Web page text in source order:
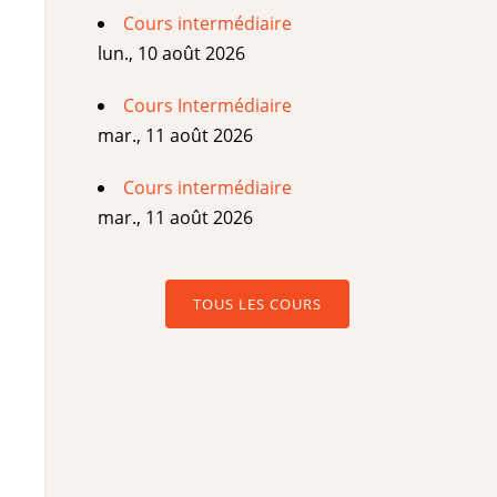
Cours intermédiaire
lun., 10 août 2026
Cours Intermédiaire
mar., 11 août 2026
Cours intermédiaire
mar., 11 août 2026
TOUS LES COURS